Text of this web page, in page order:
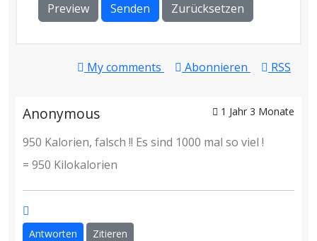
Preview Senden Zurücksetzen
My comments Abonnieren RSS
Anonymous 1 Jahr 3 Monate
950 Kalorien, falsch !! Es sind 1000 mal so viel !
= 950 Kilokalorien
Antworten Zitieren